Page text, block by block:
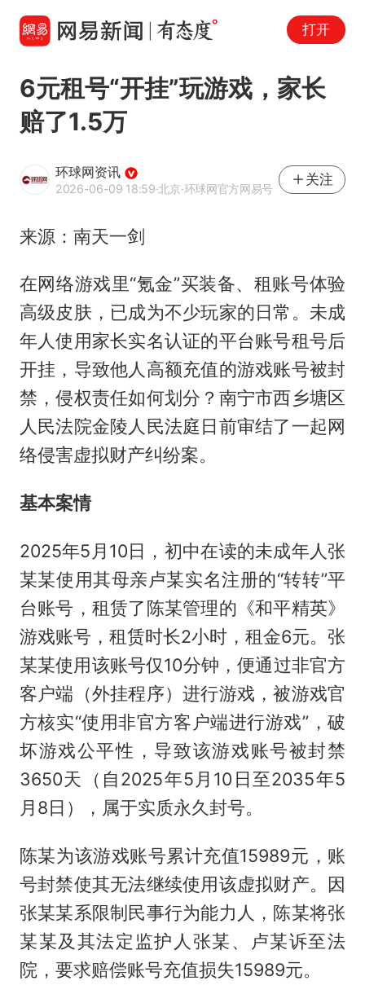
打开
6元租号“开挂”玩游戏，家长
赔了1.5万
环球网资讯
2026-06-09 18:59·北京·环球网官方网易号
关注
来源：南天一剑
在网络游戏里“氪金”买装备、租账号体验
高级皮肤，已成为不少玩家的日常。未成
年人使用家长实名认证的平台账号租号后
开挂，导致他人高额充值的游戏账号被封
禁，侵权责任如何划分？南宁市西乡塘区
人民法院金陵人民法庭日前审结了一起网
络侵害虚拟财产纠纷案。
基本案情
2025年5月10日，初中在读的未成年人张
某某使用其母亲卢某实名注册的“转转”平
台账号，租赁了陈某管理的《和平精英》
游戏账号，租赁时长2小时，租金6元。张
某某使用该账号仅10分钟，便通过非官方
客户端（外挂程序）进行游戏，被游戏官
方核实“使用非官方客户端进行游戏”，破
坏游戏公平性，导致该游戏账号被封禁
3650天（自2025年5月10日至2035年5
月8日），属于实质永久封号。
陈某为该游戏账号累计充值15989元，账
号封禁使其无法继续使用该虚拟财产。因
张某某系限制民事行为能力人，陈某将张
某某及其法定监护人张某、卢某诉至法
院，要求赔偿账号充值损失15989元。